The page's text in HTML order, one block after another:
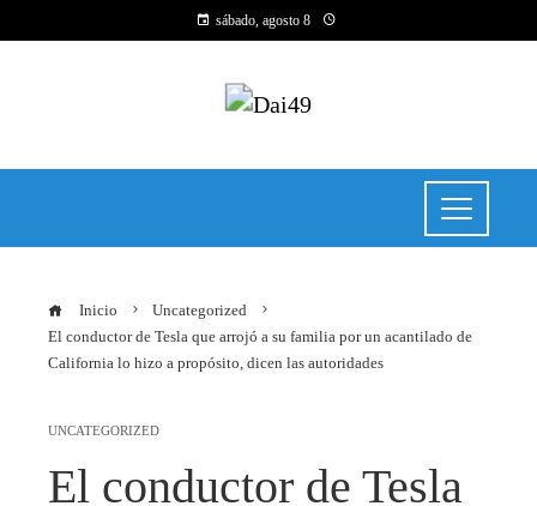
sábado, agosto 8
Inicio
Uncategorized
El conductor de Tesla que arrojó a su familia por un acantilado de
California lo hizo a propósito, dicen las autoridades
UNCATEGORIZED
El conductor de Tesla